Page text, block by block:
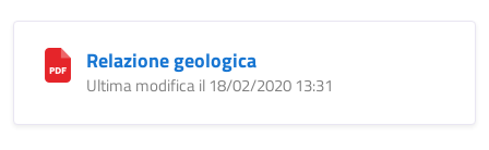
Relazione geologica
Ultima modifica il 18/02/2020 13:31